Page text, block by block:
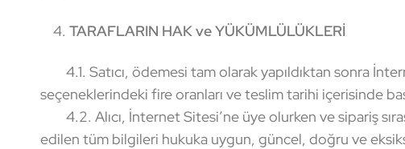
4. TARAFLARIN HAK ve YÜKÜMLÜLÜKLERİ
4.1. Satıcı, ödemesi tam olarak yapıldıktan sonra
seçeneklerindeki fire oranları ve teslim tarihi içerisinde
4.2. Alıcı, İnternet Sitesi’ne üye olurken ve sipariş
edilen tüm bilgileri hukuka uygun, güncel, doğru ve